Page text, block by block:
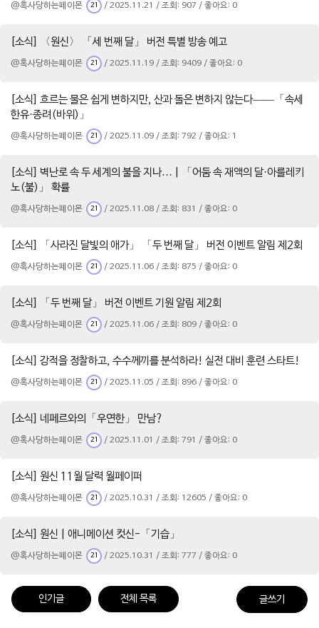
@혹사당하는페이몬 21 / 2025.11.21 / 조회: 907 / 좋아요: 0
[소식] 〈원신〉 「세 번째 달」 버전 특별 방송 예고
@혹사당하는페이몬 21 / 2025.11.19 / 조회: 9409 / 좋아요: 0
[소식] 흐르는 물은 쉽게 변하지만, 산과 돌은 변하지 않는다——「속세
한유·종려(바위)」
@혹사당하는페이몬 21 / 2025.11.09 / 조회: 792 / 좋아요: 1
[소식] 벽난로 속 두 세계의 불을 지나… | 「어둠 속 재액의 달·아를레키
노(불)」 확률
@혹사당하는페이몬 21 / 2025.11.08 / 조회: 831 / 좋아요: 0
[소식] 「사라진 달빛의 애가」 「두 번째 달」 버전 이벤트 알림 제2회
@혹사당하는페이몬 21 / 2025.11.06 / 조회: 875 / 좋아요: 0
[소식] 「두 번째 달」 버전 이벤트 기원 알림 제2회
@혹사당하는페이몬 21 / 2025.11.06 / 조회: 809 / 좋아요: 0
[소식] 강적을 정찰하고, 수수께끼를 분석하라! 실전 대비 훈련 스타트!
@혹사당하는페이몬 21 / 2025.11.05 / 조회: 896 / 좋아요: 0
[소식] 네페르와의「우연한」 만남?
@혹사당하는페이몬 21 / 2025.11.01 / 조회: 791 / 좋아요: 0
[소식] 원신 11월 달력 월페이퍼
@혹사당하는페이몬 21 / 2025.10.31 / 조회: 12605 / 좋아요: 0
[소식] 원신 | 애니메이션 컷신-「기습」
@혹사당하는페이몬 21 / 2025.10.31 / 조회: 777 / 좋아요: 0
인기글 전체 목록 글쓰기